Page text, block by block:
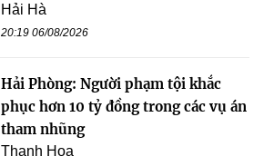
Hải Hà
20:19 06/08/2026
Hải Phòng: Người phạm tội khắc
phục hơn 10 tỷ đồng trong các vụ án
tham nhũng
Thanh Hoa